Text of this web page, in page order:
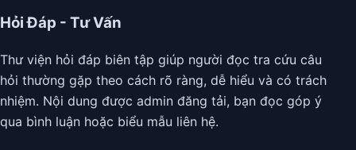
Hỏi Đáp - Tư Vấn
Thư viện hỏi đáp biên tập giúp người đọc tra cứu câu
hỏi thường gặp theo cách rõ ràng, dễ hiểu và có trách
nhiệm. Nội dung được admin đăng tải, bạn đọc góp ý
qua bình luận hoặc biểu mẫu liên hệ.